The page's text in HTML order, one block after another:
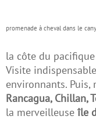
promenade à cheval dans le
la côte du
Visite
environnants.
Rancagua, Chillan,
la merveilleuse île